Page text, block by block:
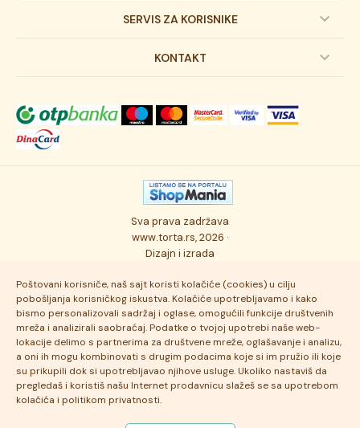
Poštovani korisniče, naš sajt koristi kolačiće (cookies) u cilju
pobošljanja korisničkog iskustva. Kolačiće upotrebljavamo i kako
bismo personalizovali sadržaj i oglase, omogućili funkcije društvenih
mreža i analizirali saobraćaj. Podatke o tvojoj upotrebi naše web-
lokacije delimo s partnerima za društvene mreže, oglašavanje i analizu,
a oni ih mogu kombinovati s drugim podacima koje si im pružio ili koje
su prikupili dok si upotrebljavao njihove usluge. Ukoliko nastaviš da
pregledaš i koristiš našu Internet prodavnicu slažeš se sa upotrebom
kolačića i politikom privatnosti.
Dečije torte
Svadbene torte
Torta klasici
Osmisli tortu
Ukusi torti
SERVIS ZA KORISNIKE
Prijava na newsletter
Dostava robe
Autorska prava
Politika privatnosti
Najčešće postavljana pitanja
KONTAKT
Novosti
Posao
Kontakt
Sva prava zadržava
www.torta.rs, 2026 ·
Dizajn i izrada